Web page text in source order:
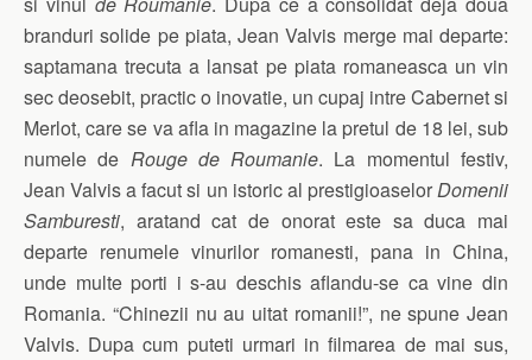
branduri solide pe piata, Jean Valvis merge mai departe:
saptamana trecuta a lansat pe piata romaneasca un vin
sec deosebit, practic o inovatie, un cupaj intre Cabernet si
Merlot, care se va afla in magazine la pretul de 18 lei, sub
numele de Rouge de Roumanie. La momentul festiv,
Jean Valvis a facut si un istoric al prestigioaselorDomenii
Samburesti, aratand cat de onorat este sa duca mai
departe renumele vinurilor romanesti, pana in China,
unde multe porti i s-au deschis aflandu-se ca vine din
Romania. “Chinezii nu au uitat romanii!”, ne spune Jean
Valvis. Dupa cum puteti urmari in filmarea de mai sus,